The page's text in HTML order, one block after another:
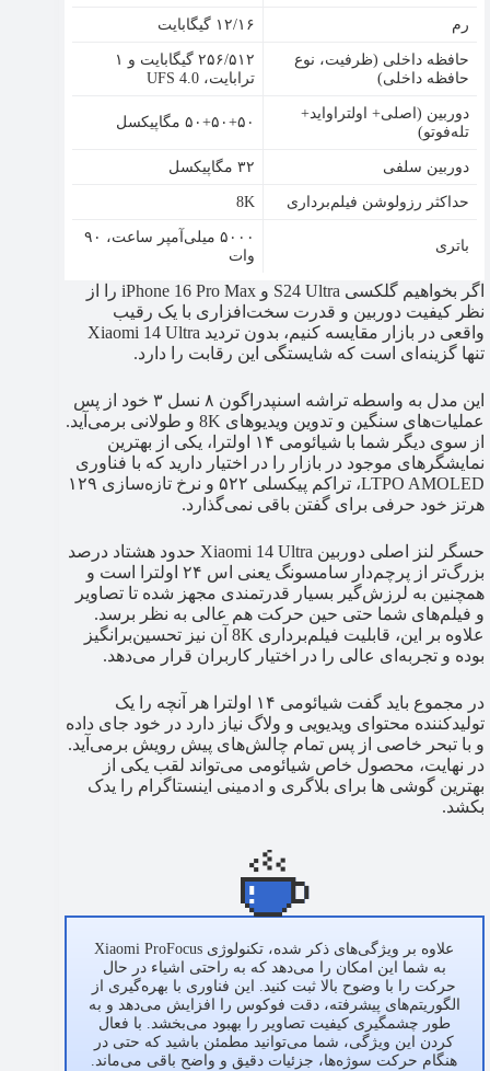
رم
۱۲/۱۶ گیگابایت
حافظه داخلی (ظرفیت، نوع
حافظه داخلی)
۲۵۶/۵۱۲ گیگابایت و ۱
ترابایت، UFS 4.0
دوربین (اصلی+ اولتراواید+
تله‌فوتو)
۵۰+۵۰+۵۰ مگاپیکسل
دوربین سلفی
۳۲ مگاپیکسل
حداکثر رزولوشن فیلم‌برداری
8K
باتری
۵۰۰۰ میلی‌آمپر ساعت، ۹۰
وات
اگر بخواهیم گلکسی S24 Ultra و iPhone 16 Pro Max را از
نظر کیفیت دوربین و قدرت سخت‌افزاری با یک رقیب
واقعی در بازار مقایسه کنیم، بدون تردید Xiaomi 14 Ultra
تنها گزینه‌ای است که شایستگی این رقابت را دارد.
این مدل به واسطه تراشه اسنپدراگون ۸ نسل ۳ خود از پس
عملیات‌های سنگین و تدوین ویدیوهای 8K و طولانی برمی‌آید.
از سوی دیگر شما با شیائومی ۱۴ اولترا، یکی از بهترین
نمایشگرهای موجود در بازار را در اختیار دارید که با فناوری
LTPO AMOLED، تراکم پیکسلی ۵۲۲ و نرخ تازه‌سازی ۱۲۹
هرتز خود حرفی برای گفتن باقی نمی‌گذارد.
حسگر لنز اصلی دوربین Xiaomi 14 Ultra حدود هشتاد درصد
بزرگ‌تر از پرچم‌دار سامسونگ یعنی اس ۲۴ اولترا است و
همچنین به لرزش‌گیر بسیار قدرتمندی مجهز شده تا تصاویر
و فیلم‌های شما حتی حین حرکت هم عالی به‌ نظر برسد.
علاوه بر این، قابلیت فیلم‌برداری 8K آن نیز تحسین‌برانگیز
بوده و تجربه‌ای عالی را در اختیار کاربران قرار می‌دهد.
در مجموع باید گفت شیائومی ۱۴ اولترا هر آنچه را یک
تولیدکننده محتوای ویدیویی و ولاگ نیاز دارد در خود جای داده
و با تبحر خاصی از پس تمام چالش‌های پیش رویش برمی‌آید.
در نهایت، محصول خاص شیائومی می‌تواند لقب یکی از
بهترین گوشی ها برای بلاگری و ادمینی اینستاگرام را یدک
بکشد.
علاوه بر ویژگی‌های ذکر شده، تکنولوژی Xiaomi ProFocus
به شما این امکان را می‌دهد که به راحتی اشیاء در حال
حرکت را با وضوح بالا ثبت کنید. این فناوری با بهره‌گیری از
الگوریتم‌های پیشرفته، دقت فوکوس را افزایش می‌دهد و به
طور چشمگیری کیفیت تصاویر را بهبود می‌بخشد. با فعال
کردن این ویژگی، شما می‌توانید مطمئن باشید که حتی در
هنگام حرکت سوژه‌ها، جزئیات دقیق و واضح باقی می‌ماند.